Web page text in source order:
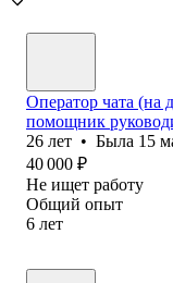
Оператор чата (на
помощник
26 лет • Была 15
40 000 ₽
Не ищет работу
Общий опыт
6 лет